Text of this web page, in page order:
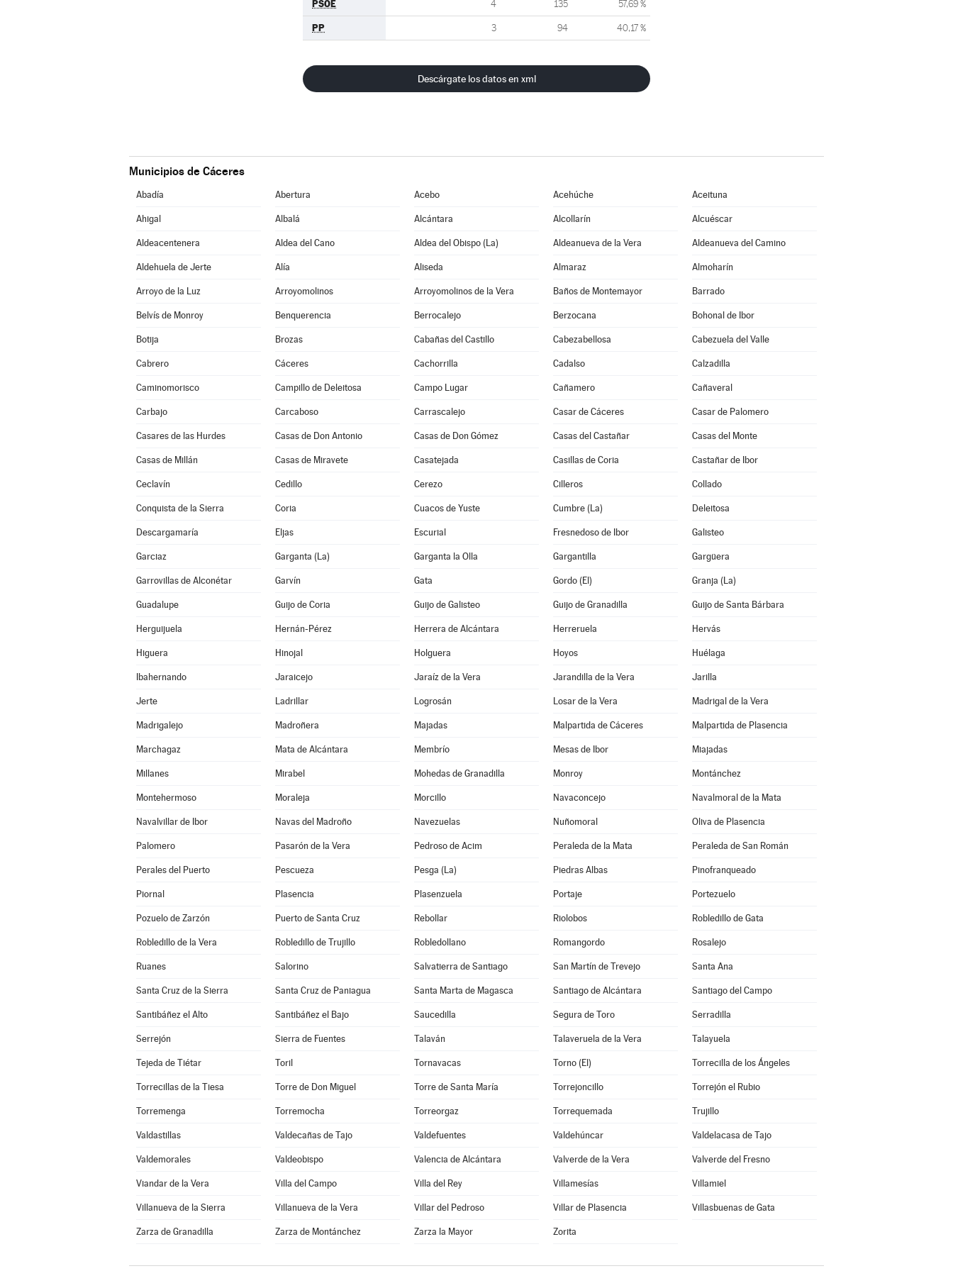
PSOE 4 135 57,69 %
PP 3 94 40,17 %
Descárgate los datos en xml
Municipios de Cáceres
Abadía Abertura Acebo Acehúche Aceituna
Ahigal Albalá Alcántara Alcollarín Alcuéscar
Aldeacentenera Aldea del Cano Aldea del Obispo (La) Aldeanueva de la Vera Aldeanueva del Camino
Aldehuela de Jerte Alía Aliseda Almaraz Almoharín
Arroyo de la Luz Arroyomolinos Arroyomolinos de la Vera Baños de Montemayor Barrado
Belvís de Monroy Benquerencia Berrocalejo Berzocana Bohonal de Ibor
Botija Brozas Cabañas del Castillo Cabezabellosa Cabezuela del Valle
Cabrero Cáceres Cachorrilla Cadalso Calzadilla
Caminomorisco Campillo de Deleitosa Campo Lugar Cañamero Cañaveral
Carbajo Carcaboso Carrascalejo Casar de Cáceres Casar de Palomero
Casares de las Hurdes Casas de Don Antonio Casas de Don Gómez Casas del Castañar Casas del Monte
Casas de Millán Casas de Miravete Casatejada Casillas de Coria Castañar de Ibor
Ceclavín Cedillo Cerezo Cilleros Collado
Conquista de la Sierra Coria Cuacos de Yuste Cumbre (La) Deleitosa
Descargamaría Eljas Escurial Fresnedoso de Ibor Galisteo
Garciaz Garganta (La) Garganta la Olla Gargantilla Gargüera
Garrovillas de Alconétar Garvín Gata Gordo (El) Granja (La)
Guadalupe Guijo de Coria Guijo de Galisteo Guijo de Granadilla Guijo de Santa Bárbara
Herguijuela Hernán-Pérez Herrera de Alcántara Herreruela Hervás
Higuera Hinojal Holguera Hoyos Huélaga
Ibahernando Jaraicejo Jaraíz de la Vera Jarandilla de la Vera Jarilla
Jerte Ladrillar Logrosán Losar de la Vera Madrigal de la Vera
Madrigalejo Madroñera Majadas Malpartida de Cáceres Malpartida de Plasencia
Marchagaz Mata de Alcántara Membrío Mesas de Ibor Miajadas
Millanes Mirabel Mohedas de Granadilla Monroy Montánchez
Montehermoso Moraleja Morcillo Navaconcejo Navalmoral de la Mata
Navalvillar de Ibor Navas del Madroño Navezuelas Nuñomoral Oliva de Plasencia
Palomero Pasarón de la Vera Pedroso de Acim Peraleda de la Mata Peraleda de San Román
Perales del Puerto Pescueza Pesga (La) Piedras Albas Pinofranqueado
Piornal Plasencia Plasenzuela Portaje Portezuelo
Pozuelo de Zarzón Puerto de Santa Cruz Rebollar Riolobos Robledillo de Gata
Robledillo de la Vera Robledillo de Trujillo Robledollano Romangordo Rosalejo
Ruanes Salorino Salvatierra de Santiago San Martín de Trevejo Santa Ana
Santa Cruz de la Sierra Santa Cruz de Paniagua Santa Marta de Magasca Santiago de Alcántara Santiago del Campo
Santibáñez el Alto Santibáñez el Bajo Saucedilla Segura de Toro Serradilla
Serrejón Sierra de Fuentes Talaván Talaveruela de la Vera Talayuela
Tejeda de Tiétar Toril Tornavacas Torno (El) Torrecilla de los Ángeles
Torrecillas de la Tiesa Torre de Don Miguel Torre de Santa María Torrejoncillo Torrejón el Rubio
Torremenga Torremocha Torreorgaz Torrequemada Trujillo
Valdastillas Valdecañas de Tajo Valdefuentes Valdehúncar Valdelacasa de Tajo
Valdemorales Valdeobispo Valencia de Alcántara Valverde de la Vera Valverde del Fresno
Viandar de la Vera Villa del Campo Villa del Rey Villamesías Villamiel
Villanueva de la Sierra Villanueva de la Vera Villar del Pedroso Villar de Plasencia Villasbuenas de Gata
Zarza de Granadilla Zarza de Montánchez Zarza la Mayor Zorita